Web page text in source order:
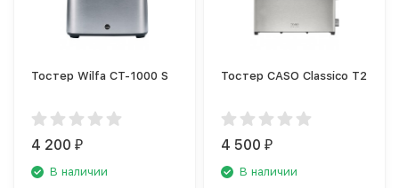
Тостер Wilfa CT-1000 S
4 200₽
В наличии
Тостер CASO Classico T2
4 500₽
В наличии